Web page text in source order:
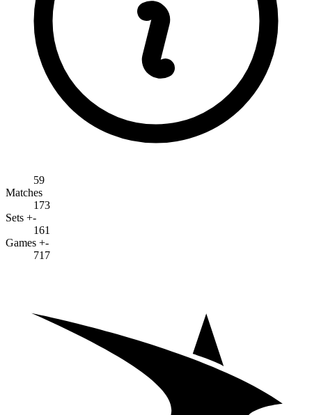
59
Matches
173
Sets +-
161
Games +-
717